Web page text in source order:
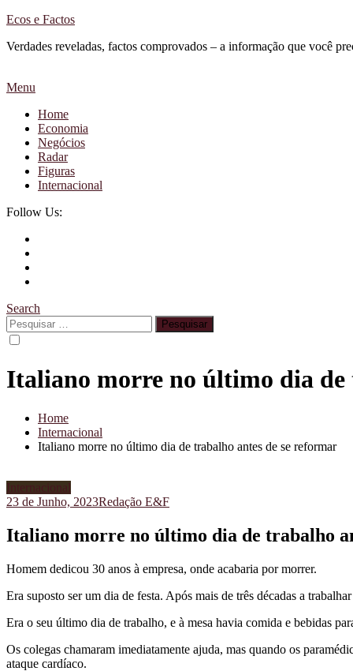
Skip
Content
Ecos e Factos
Verdades reveladas, factos comprovados – a informação que você
Menu
Home
Economia
Negócios
Radar
Figuras
Internacional
Follow Us:
Search
Pesquisar
por:
Italiano morre no último dia de
Home
Internacional
Italiano morre no último dia de trabalho antes de se reformar
Internacional
23 de Junho, 2023Redação E&F
Italiano morre no último dia de trabalho
Homem dedicou 30 anos à empresa, onde acabaria por morrer.
Era suposto ser um dia de festa. Após mais de três décadas a
Era o seu último dia de trabalho, e à mesa havia comida e bebidas
Os colegas chamaram imediatamente ajuda, mas quando os
ataque cardíaco.